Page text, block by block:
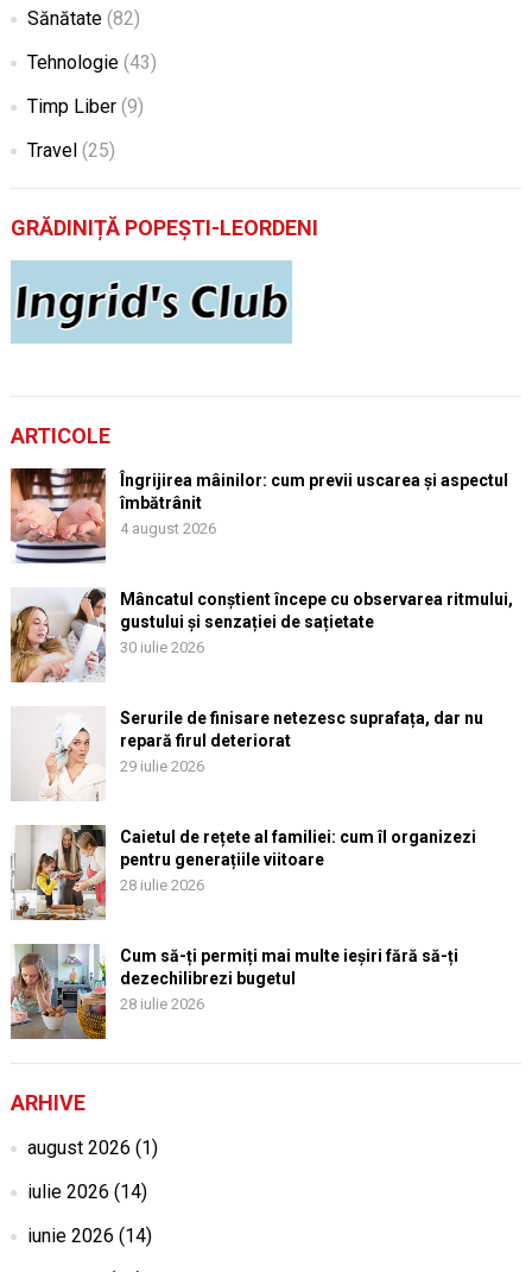
Sănătate(82)
Tehnologie(43)
Timp Liber(9)
Travel (25)
GRĂDINIȚĂ POPEȘTI-LEORDENI
ARTICOLE
Îngrijirea mâinilor: cum previi uscarea și aspectul
îmbătrânit
4 august 2026
Mâncatul conștient începe cu observarea ritmului,
gustului și senzației de sațietate
30 iulie 2026
Serurile de finisare netezesc suprafața, dar nu
repară firul deteriorat
29 iulie 2026
Caietul de rețete al familiei: cum îl organizezi
pentru generațiile viitoare
28 iulie 2026
Cum să-ți permiți mai multe ieșiri fără să-ți
dezechilibrezi bugetul
28 iulie 2026
ARHIVE
august 2026 (1)
iulie 2026 (14)
iunie 2026 (14)